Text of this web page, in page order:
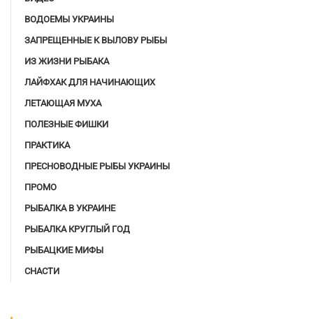
ВОДОЕМЫ УКРАИНЫ
ЗАПРЕЩЕННЫЕ К ВЫЛОВУ РЫБЫ
ИЗ ЖИЗНИ РЫБАКА
ЛАЙФХАК ДЛЯ НАЧИНАЮЩИХ
ЛЕТАЮЩАЯ МУХА
ПОЛЕЗНЫЕ ФИШКИ
ПРАКТИКА
ПРЕСНОВОДНЫЕ РЫБЫ УКРАИНЫ
ПРОМО
РЫБАЛКА В УКРАИНЕ
РЫБАЛКА КРУГЛЫЙ ГОД
РЫБАЦКИЕ МИФЫ
СНАСТИ